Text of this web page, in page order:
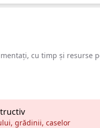
cu timp și resurse
grădinii, caselor